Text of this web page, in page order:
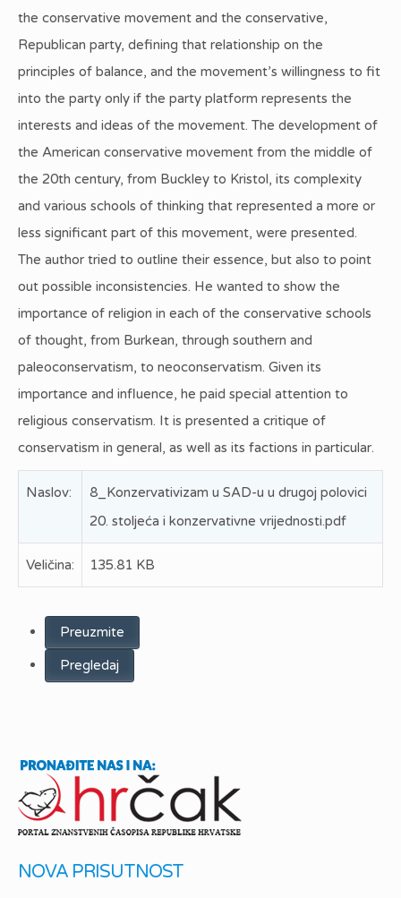
the conservative movement and the conservative,
Republican party, defining that relationship on the
principles of balance, and the movement’s willingness to fit
into the party only if the party platform represents the
interests and ideas of the movement. The development of
the American conservative movement from the middle of
the 20th century, from Buckley to Kristol, its complexity
and various schools of thinking that represented a more or
less significant part of this movement, were presented.
The author tried to outline their essence, but also to point
out possible inconsistencies. He wanted to show the
importance of religion in each of the conservative schools
of thought, from Burkean, through southern and
paleoconservatism, to neoconservatism. Given its
importance and influence, he paid special attention to
religious conservatism. It is presented a critique of
conservatism in general, as well as its factions in particular.
Naslov:
8_Konzervativizam u SAD-u u drugoj polovici
20. stoljeća i konzervativne vrijednosti.pdf
Veličina: 135.81 KB
Preuzmite
Pregledaj
NOVA PRISUTNOST